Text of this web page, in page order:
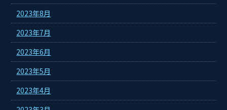
2023年8月
2023年7月
2023年6月
2023年5月
2023年4月